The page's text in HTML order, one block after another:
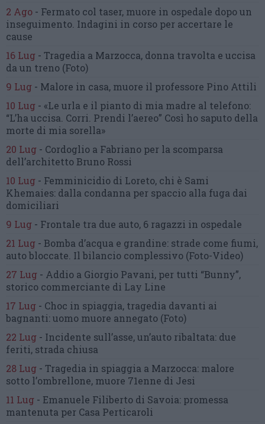
2 Ago - Fermato col taser, muore in ospedale dopo un
inseguimento. Indagini in corso per accertare le
cause
16 Lug - Tragedia a Marzocca, donna travolta e uccisa
da un treno (Foto)
9 Lug - Malore in casa, muore il professore Pino Attili
10 Lug - «Le urla e il pianto di mia madre al telefono:
“L’ha uccisa. Corri. Prendi l’aereo” Così ho saputo della
morte di mia sorella»
20 Lug - Cordoglio a Fabriano per la scomparsa
dell’architetto Bruno Rossi
10 Lug - Femminicidio di Loreto, chi è Sami
Khemaies: dalla condanna per spaccio alla fuga dai
domiciliari
9 Lug - Frontale tra due auto, 6 ragazzi in ospedale
21 Lug - Bomba d’acqua e grandine: strade come fiumi,
auto bloccate. Il bilancio complessivo (Foto-Video)
27 Lug - Addio a Giorgio Pavani, per tutti “Bunny”,
storico commerciante di Lay Line
17 Lug - Choc in spiaggia, tragedia davanti ai
bagnanti:uomo muore annegato (Foto)
22 Lug - Incidente sull’asse, un’auto ribaltata: due
feriti, strada chiusa
28 Lug - Tragedia in spiaggia a Marzocca: malore
sotto l’ombrellone, muore 71enne di Jesi
11 Lug - Emanuele Filiberto di Savoia: promessa
mantenuta per Casa Perticaroli